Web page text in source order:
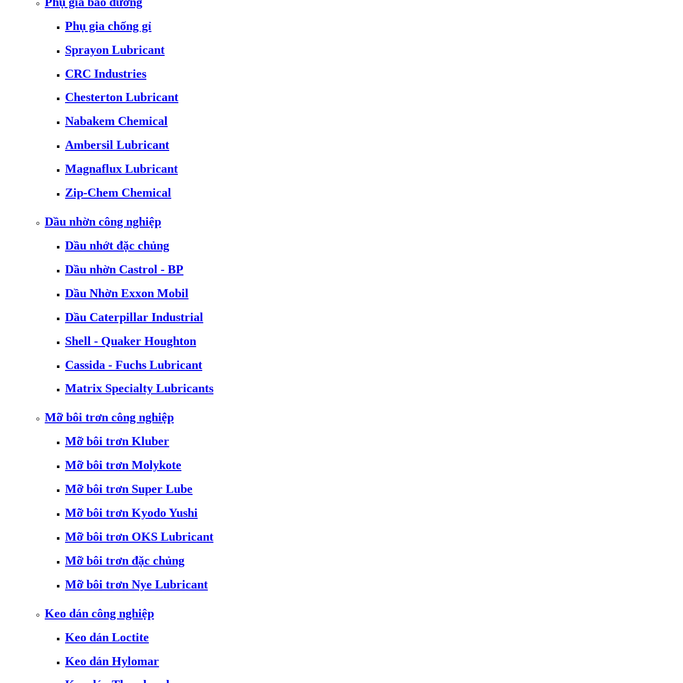
Phụ gia chống gỉ
Sprayon Lubricant
CRC Industries
Chesterton Lubricant
Nabakem Chemical
Ambersil Lubricant
Magnaflux Lubricant
Zip-Chem Chemical
Dầu nhờn công nghiệp
Dầu nhớt đặc chủng
Dầu nhờn Castrol - BP
Dầu Nhờn Exxon Mobil
Dầu Caterpillar Industrial
Shell - Quaker Houghton
Cassida - Fuchs Lubricant
Matrix Specialty Lubricants
Mỡ bôi trơn công nghiệp
Mỡ bôi trơn Kluber
Mỡ bôi trơn Molykote
Mỡ bôi trơn Super Lube
Mỡ bôi trơn Kyodo Yushi
Mỡ bôi trơn OKS Lubricant
Mỡ bôi trơn đặc chủng
Mỡ bôi trơn Nye Lubricant
Keo dán công nghiệp
Keo dán Loctite
Keo dán Hylomar